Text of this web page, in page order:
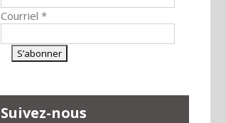
Courriel *
Suivez-nous